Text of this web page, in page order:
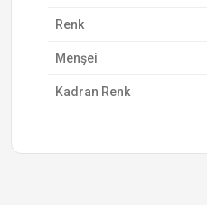
Renk
Menşei
Kadran Renk